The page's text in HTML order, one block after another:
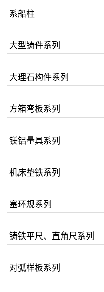
系船柱
大型铸件系列
大理石构件系列
方箱弯板系列
镁铝量具系列
机床垫铁系列
塞环规系列
铸铁平尺、直角尺系列
对弧样板系列